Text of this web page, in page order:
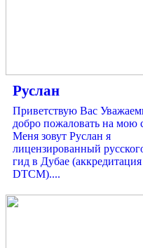
Руслан
Приветствую Вас
добро пожаловать на мою
Меня зовут Руслан я
лицензированный
гид в Дубае (аккредитация
DTCM)....